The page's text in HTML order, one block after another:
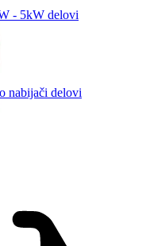
- 5kW delovi
nabijači delovi